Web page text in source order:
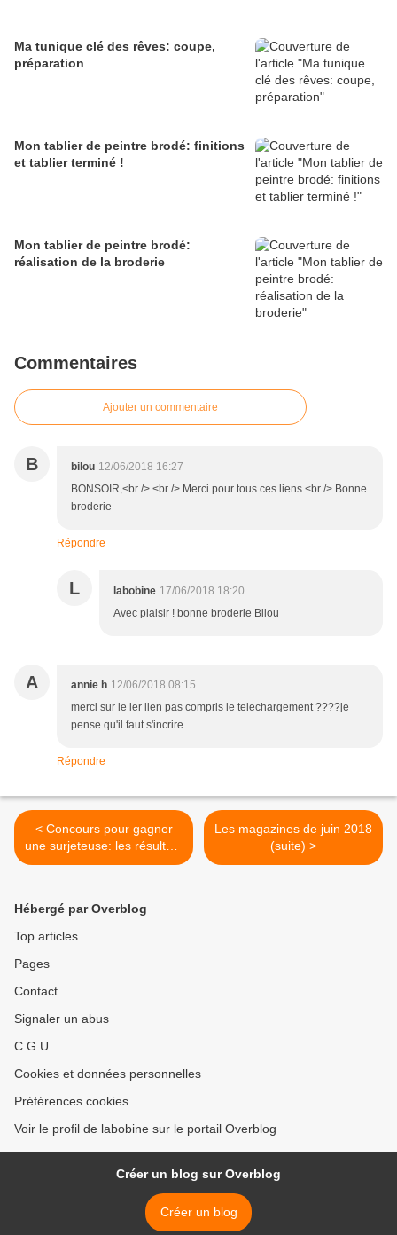
Ma tunique clé des rêves: coupe,
préparation
Mon tablier de peintre brodé: finitions
et tablier terminé !
Mon tablier de peintre brodé:
réalisation de la broderie
Commentaires
Ajouter un commentaire
B bilou 12/06/2018 16:27
BONSOIR,<br /> <br /> Merci pour tous ces liens.<br /> Bonne
broderie
Répondre
L labobine 17/06/2018 18:20
Avec plaisir ! bonne broderie Bilou
A annie h 12/06/2018 08:15
merci sur le ier lien pas compris le telechargement ????je
pense qu'il faut s'incrire
Répondre
< Concours pour gagner
une surjeteuse: les résultats
!
Les magazines de juin 2018
(suite) >
Hébergé par Overblog
Top articles
Pages
Contact
Signaler un abus
C.G.U.
Cookies et données personnelles
Préférences cookies
Voir le profil de labobine sur le portail Overblog
Créer un blog sur Overblog
Créer un blog